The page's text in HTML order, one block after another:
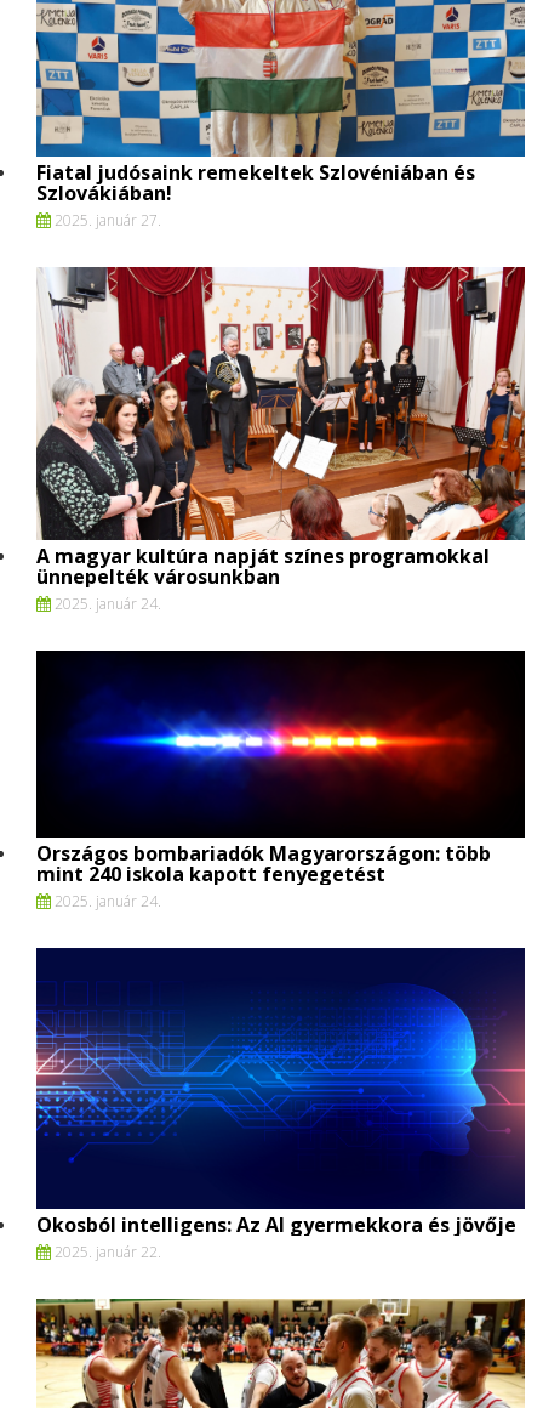
Fiatal judósaink remekeltek Szlovéniában és
Szlovákiában!
2025. január 27.
A magyar kultúra napját színes programokkal
ünnepelték városunkban
2025. január 24.
Országos bombariadók Magyarországon: több
mint 240 iskola kapott fenyegetést
2025. január 24.
Okosból intelligens: Az AI gyermekkora és jövője
2025. január 22.